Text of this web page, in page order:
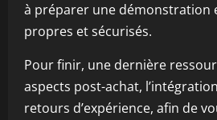
à préparer une démonstration
propres et sécurisés.
Pour finir, une dernière
aspects post-achat,
retours d’expérience, afin de